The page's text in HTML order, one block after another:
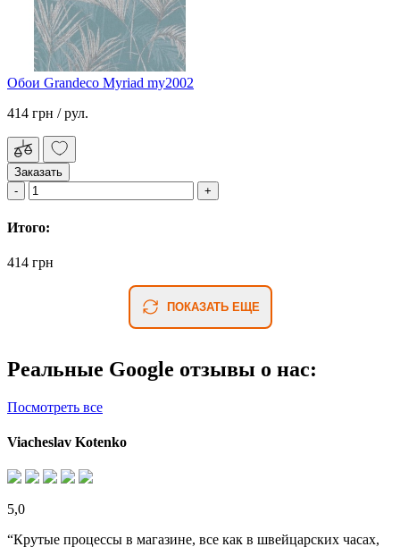
Обои Grandeco Myriad my2002
414 грн / рул.
Заказать
Итого:
414 грн
ПОКАЗАТЬ ЕЩЕ
Реальные Google отзывы о нас:
Посмотреть все
Viacheslav Kotenko
5,0
“Крутые процессы в магазине, все как в швейцарских часах,